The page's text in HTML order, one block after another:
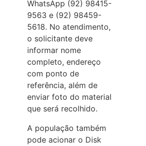
WhatsApp (92) 98415-
9563 e (92) 98459-
5618. No atendimento,
o solicitante deve
informar nome
completo, endereço
com ponto de
referência, além de
enviar foto do material
que será recolhido.
A população também
pode acionar o Disk